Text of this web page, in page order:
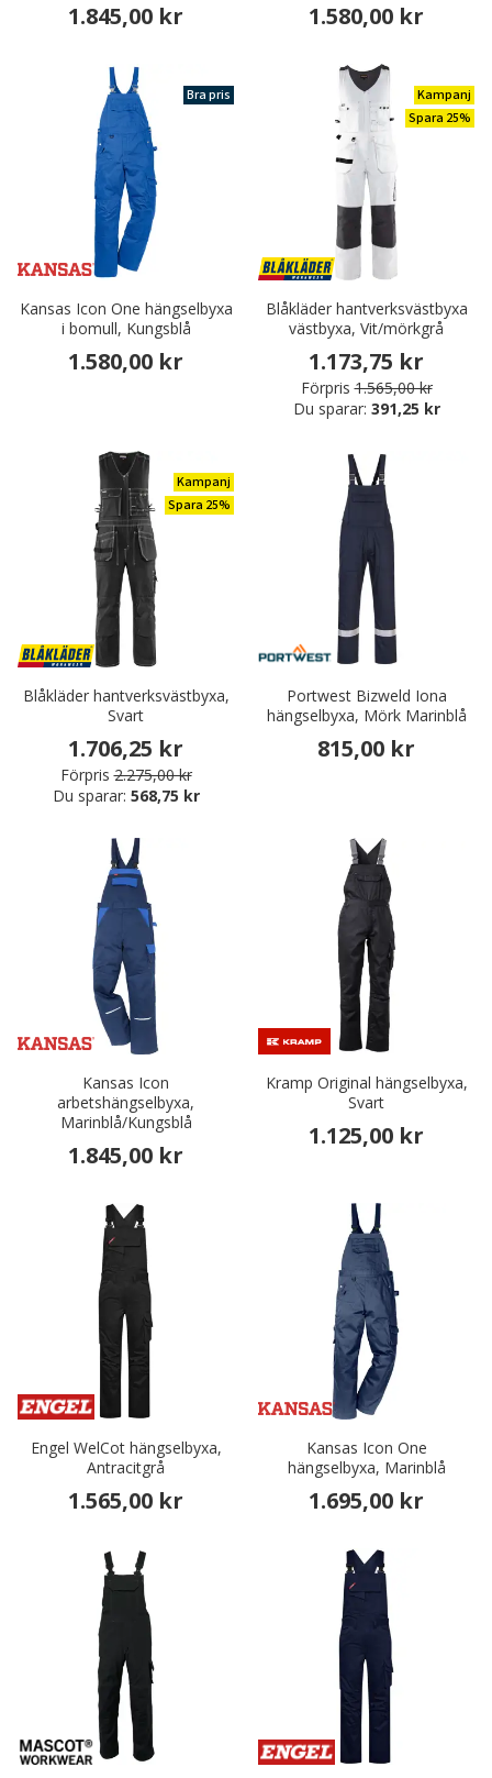
1.845,00 kr 1.580,00 kr
Bra pris
Kansas Icon One hängselbyxa
i bomull, Kungsblå
1.580,00 kr
Kampanj
Spara 25%
Blåkläder hantverksvästbyxa
västbyxa, Vit/mörkgrå
1.173,75 kr
Förpris 1.565,00 kr
Du sparar: 391,25 kr
Kampanj
Spara 25%
Blåkläder hantverksvästbyxa,
Svart
1.706,25 kr
Förpris 2.275,00 kr
Du sparar: 568,75 kr
Portwest Bizweld Iona
hängselbyxa, Mörk Marinblå
815,00 kr
Kansas Icon
arbetshängselbyxa,
Marinblå/Kungsblå
1.845,00 kr
Kramp Original hängselbyxa,
Svart
1.125,00 kr
Engel WelCot hängselbyxa,
Antracitgrå
1.565,00 kr
Kansas Icon One
hängselbyxa, Marinblå
1.695,00 kr